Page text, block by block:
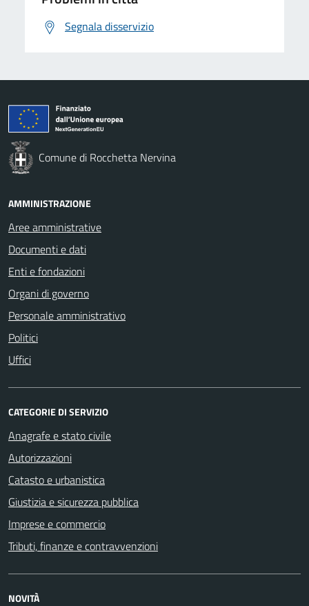
Segnala disservizio
Comune di Rocchetta Nervina
AMMINISTRAZIONE
Aree amministrative
Documenti e dati
Enti e fondazioni
Organi di governo
Personale amministrativo
Politici
Uffici
CATEGORIE DI SERVIZIO
Anagrafe e stato civile
Autorizzazioni
Catasto e urbanistica
Giustizia e sicurezza pubblica
Imprese e commercio
Tributi, finanze e contravvenzioni
NOVITÀ